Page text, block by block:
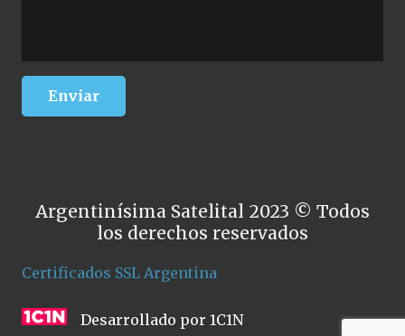
Argentinísima Satelital 2023 © Todos
los derechos reservados
Certificados SSL Argentina
Desarrollado por 1C1N